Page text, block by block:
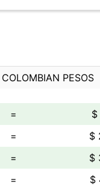
PESOS
=
$
=
$
=
$
=
$